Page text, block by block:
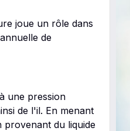
joue un rôle dans
de
une pression
de l'il. En menant
provenant du liquide